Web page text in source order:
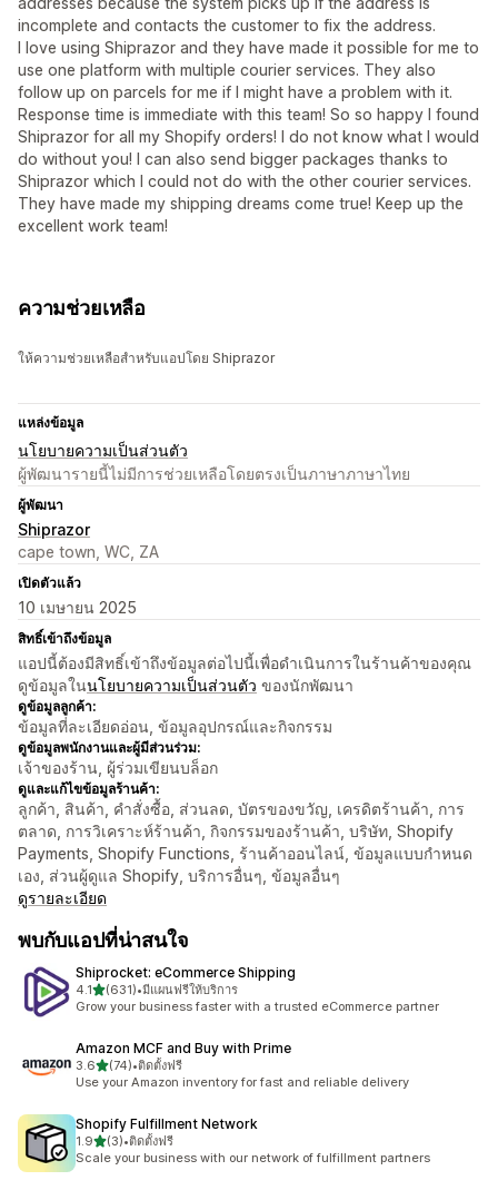
incomplete and contacts the customer to fix the address.
I love using Shiprazor and they have made it possible for me to
use one platform with multiple courier services. They also
follow up on parcels for me if I might have a problem with it.
Response time is immediate with this team! So so happy I found
Shiprazor for all my Shopify orders! I do not know what I would
do without you! I can also send bigger packages thanks to
Shiprazor which I could not do with the other courier services.
They have made my shipping dreams come true! Keep up the
excellent work team!
ความช่วยเหลือ
ให้ความช่วยเหลือสำหรับแอปโดย Shiprazor
แหล่งข้อมูล
นโยบายความเป็นส่วนตัว
ผู้พัฒนารายนี้ไม่มีการช่วยเหลือโดยตรงเป็นภาษาภาษาไทย
ผู้พัฒนา
Shiprazor
cape town, WC, ZA
เปิดตัวแล้ว
10 เมษายน 2025
สิทธิ์เข้าถึงข้อมูล
แอปนี้ต้องมีสิทธิ์เข้าถึงข้อมูลต่อไปนี้เพื่อดำเนินการในร้านค้าของคุณ
ดูข้อมูลในนโยบายความเป็นส่วนตัว ของนักพัฒนา
ดูข้อมูลลูกค้า:
ข้อมูลที่ละเอียดอ่อน, ข้อมูลอุปกรณ์และกิจกรรม
ดูข้อมูลพนักงานและผู้มีส่วนร่วม:
เจ้าของร้าน, ผู้ร่วมเขียนบล็อก
ดูและแก้ไขข้อมูลร้านค้า:
ลูกค้า, สินค้า, คำสั่งซื้อ, ส่วนลด, บัตรของขวัญ, เครดิตร้านค้า, การ
ตลาด, การวิเคราะห์ร้านค้า, กิจกรรมของร้านค้า, บริษัท, Shopify
Payments, Shopify Functions, ร้านค้าออนไลน์, ข้อมูลแบบกำหนด
เอง, ส่วนผู้ดูแล Shopify, บริการอื่นๆ, ข้อมูลอื่นๆ
ดูรายละเอียด
พบกับแอปที่น่าสนใจ
Shiprocket: eCommerce Shipping
4.1เต็ม 5 ดาว
(631)
ทั้งหมด 631 รีวิว
•มีแผนฟรีให้บริการ
Grow your business faster with a trusted eCommerce partner
Amazon MCF and Buy with Prime
3.6เต็ม 5 ดาว
(74)
ทั้งหมด 74 รีวิว
•ติดตั้งฟรี
Use your Amazon inventory for fast and reliable delivery
Shopify Fulfillment Network
1.9เต็ม 5 ดาว
(3)
ทั้งหมด 3 รีวิว
•ติดตั้งฟรี
Scale your business with our network of fulfillment partners